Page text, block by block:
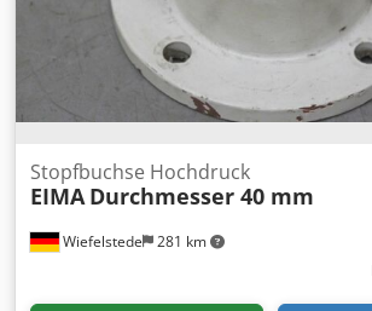
Wiefelstede 281 km
Stopfbuchse Hochdruck
EIMA Durchmesser 40 mm